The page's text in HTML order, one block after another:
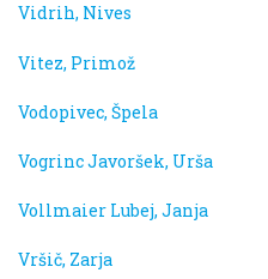
Vidrih, Nives
Vitez, Primož
Vodopivec, Špela
Vogrinc Javoršek, Urša
Vollmaier Lubej, Janja
Vršič, Zarja